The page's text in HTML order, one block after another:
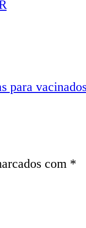
para
com *